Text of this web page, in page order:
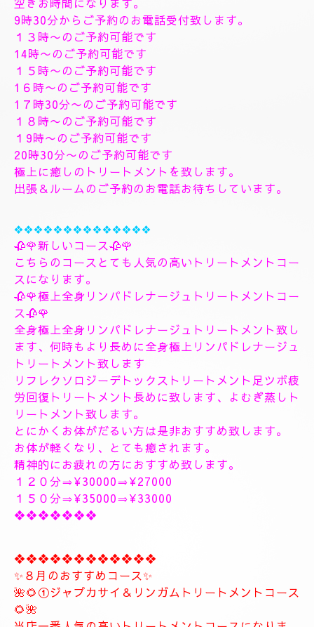
メント、ヘッドスパマッサージパック、ソルトトリー
トメント致します、指圧足つぼリフレクソロジージャ
プカサイ＆リンガムトリートメントコース
９０分¥26000
１２０分¥30000⇒¥28000
１５０分¥36000⇒¥33000
❖❖❖❖❖❖❖
🌺🌻✨８月8日土曜日🌻✨🌺
空きお時間になります。
１３時〜のご予約可能です
14時〜のご予約可能です
１５時〜のご予約可能です
1６時〜のご予約可能です
1７時30分〜のご予約可能です
１８時〜のご予約可能です
１9時〜のご予約可能です
20時30分〜のご予約可能です
極上に癒しのトリートメントを致します。
出張＆ルームのご予約のお電話お待ちしています。
❖❖❖❖❖❖❖❖❖❖❖❖❖❖
🥀🌹新しいコース🥀🌹
こちらのコースとても人気の高いトリートメントコー
スになります。
🥀🌹極上全身リンパドレナージュトリートメントコー
ス🥀🌹
全身極上全身リンパドレナージュトリートメント致し
トリートメント致します
リフレクソロジーデトックストリートメント足ツボ疲
労回復トリートメント長めに致します、よむぎ蒸しト
リートメント致します。
とにかくお体がだるい方は是非おすすめ致します。